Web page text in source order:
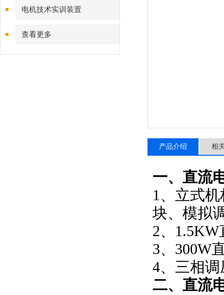
电机技术实训装置
查看更多
产品介绍 相
一、 直流
1、立式
块、模拟
2、
3、300W
4、三相
二、 直流